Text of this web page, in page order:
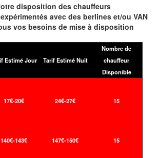
disposition des chauffeurs
avec des berlines et/ou VAN
vos besoins de mise à disposition
Estimé Jour
Tarif Estimé Nuit
Nombre de
chauffeur
Disponible
17€-20€ 24€-27€ 15
140€-143€ 147€-150€ 15